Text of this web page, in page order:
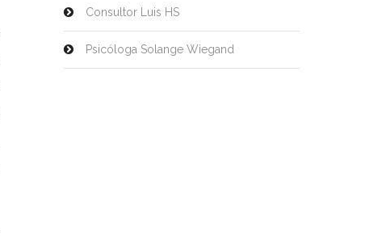
Consultor Luis HS
Psicóloga Solange Wiegand